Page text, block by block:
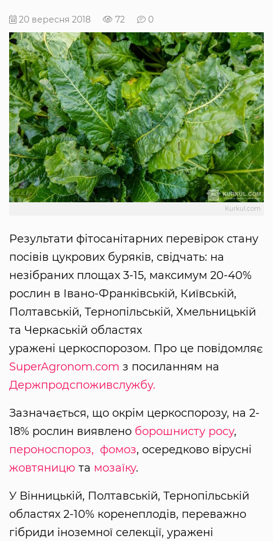
20 вересня 2018 72 0
Kurkul.com
Результати фітосанітарних перевірок стану
посівів цукрових буряків, свідчать: на
незібраних площах 3-15, максимум 20-40%
рослин в Івано-Франківській, Київській,
Полтавській, Тернопільській, Хмельницькій
та Черкаській областях
уражені церкоспорозом. Про це повідомляє
SuperAgronom.com з посиланням на
Держпродспоживслужбу.
Зазначається, що окрім церкоспорозу, на 2-
18% рослин виявлено борошнисту росу,
пероноспороз, фомоз, осередково вірусні
жовтяницю та мозаїку.
У Вінницькій, Полтавській, Тернопільській
областях 2-10% коренеплодів, переважно
гібриди іноземної селекції, уражені